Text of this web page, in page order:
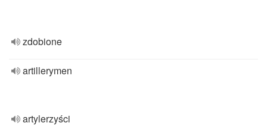
zdobione
artillerymen
artylerzyści